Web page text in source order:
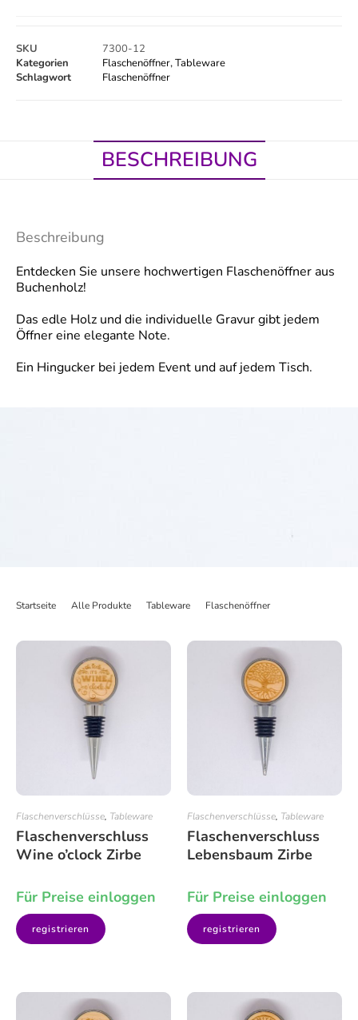
SKU
7300-12
Kategorien
Flaschenöffner,Tableware
Schlagwort
Flaschenöffner
BESCHREIBUNG
Beschreibung
Entdecken Sie unsere hochwertigen Flaschenöffner aus
Buchenholz!
Das edle Holz und die individuelle Gravur gibt jedem
Öffner eine elegante Note.
Ein Hingucker bei jedem Event und auf jedem Tisch.
Startseite Alle Produkte Tableware Flaschenöffner
Flaschenverschlüsse, Tableware
Flaschenverschluss
Wine o’clock Zirbe
Für Preise einloggen
registrieren
Flaschenverschlüsse, Tableware
Flaschenverschluss
Lebensbaum Zirbe
Für Preise einloggen
registrieren